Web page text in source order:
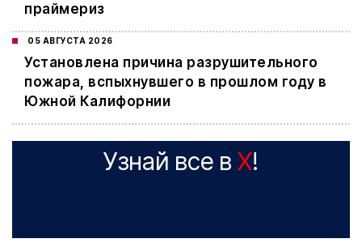
праймериз
05 АВГУСТА 2026
Установлена причина разрушительного
пожара, вспыхнувшего в прошлом году в
Южной Калифорнии
Узнай все в X!